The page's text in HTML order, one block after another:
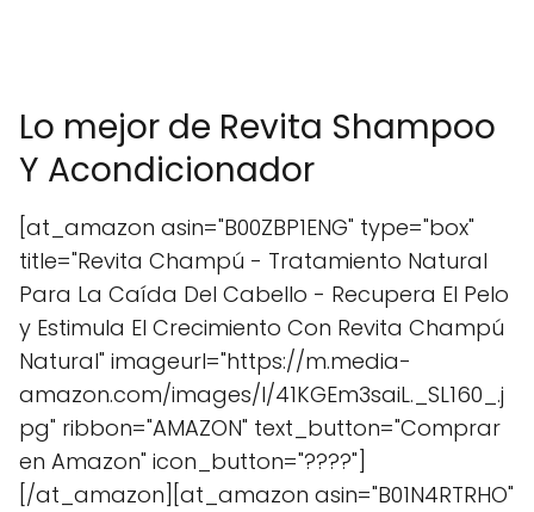
Lo mejor de Revita Shampoo
Y Acondicionador
[at_amazon asin="B00ZBP1ENG" type="box"
title="Revita Champú - Tratamiento Natural
Para La Caída Del Cabello - Recupera El Pelo
y Estimula El Crecimiento Con Revita Champú
Natural" imageurl="https://m.media-
amazon.com/images/I/41KGEm3saiL._SL160_.j
pg" ribbon="AMAZON" text_button="Comprar
en Amazon" icon_button="????"]
[/at_amazon][at_amazon asin="B01N4RTRHO"